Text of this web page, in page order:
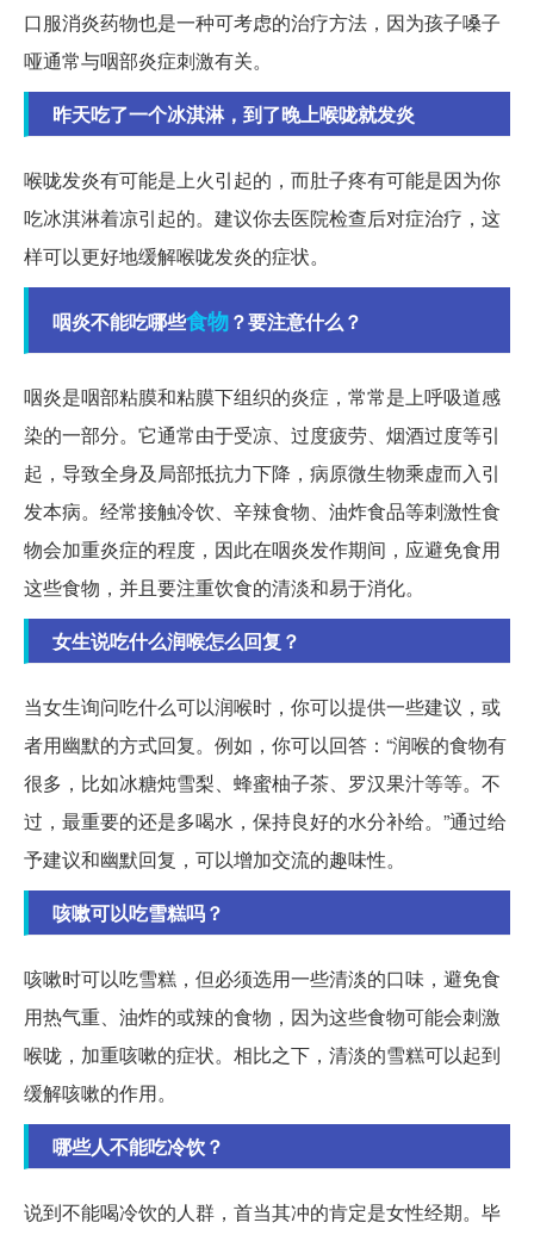
口服消炎药物也是一种可考虑的治疗方法，因为孩子嗓子
哑通常与咽部炎症刺激有关。
昨天吃了一个冰淇淋，到了晚上喉咙就发炎
喉咙发炎有可能是上火引起的，而肚子疼有可能是因为你
吃冰淇淋着凉引起的。建议你去医院检查后对症治疗，这
样可以更好地缓解喉咙发炎的症状。
咽炎不能吃哪些食物？要注意什么？
咽炎是咽部粘膜和粘膜下组织的炎症，常常是上呼吸道感
染的一部分。它通常由于受凉、过度疲劳、烟酒过度等引
起，导致全身及局部抵抗力下降，病原微生物乘虚而入引
发本病。经常接触冷饮、辛辣食物、油炸食品等刺激性食
物会加重炎症的程度，因此在咽炎发作期间，应避免食用
这些食物，并且要注重饮食的清淡和易于消化。
女生说吃什么润喉怎么回复？
当女生询问吃什么可以润喉时，你可以提供一些建议，或
者用幽默的方式回复。例如，你可以回答：“润喉的食物有
很多，比如冰糖炖雪梨、蜂蜜柚子茶、罗汉果汁等等。不
过，最重要的还是多喝水，保持良好的水分补给。”通过给
予建议和幽默回复，可以增加交流的趣味性。
咳嗽可以吃雪糕吗？
咳嗽时可以吃雪糕，但必须选用一些清淡的口味，避免食
用热气重、油炸的或辣的食物，因为这些食物可能会刺激
喉咙，加重咳嗽的症状。相比之下，清淡的雪糕可以起到
缓解咳嗽的作用。
哪些人不能吃冷饮？
说到不能喝冷饮的人群，首当其冲的肯定是女性经期。毕